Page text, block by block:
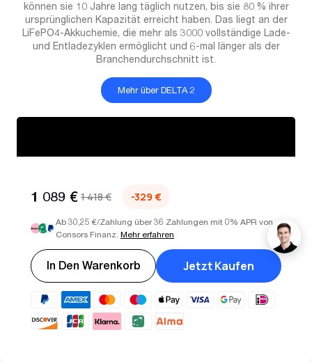
1 089 € 1 418 € -329 €
Ab 30,25 €/Zahlung über 36 Zahlungen mit 0% APR von
Consors Finanz. Mehr erfahren
In Den Warenkorb Jetzt Kaufen
können sie 10 Jahre lang täglich nutzen, bis sie 80 % ihrer
ursprünglichen Kapazität erreicht haben. Das liegt an der
LiFePO4-Akkuchemie, die mehr als 3000 vollständige Lade-
und Entladezyklen ermöglicht und 6-mal länger als der
Branchendurchschnitt ist.
Mehr über DELTA 2